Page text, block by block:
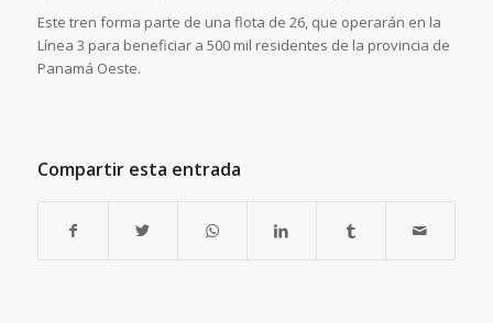
Este tren forma parte de una flota de 26, que operarán en la
Línea 3 para beneficiar a 500 mil residentes de la provincia de
Panamá Oeste.
Compartir esta entrada